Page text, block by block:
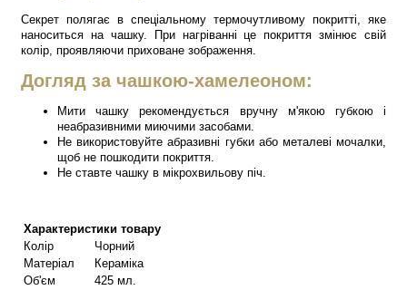
Секрет полягає в спеціальному термочутливому покритті, яке
наноситься на чашку. При нагріванні це покриття змінює свій
колір, проявляючи приховане зображення.
Догляд за чашкою-хамелеоном:
Мити чашку рекомендується вручну м'якою губкою і
неабразивними миючими засобами.
Не використовуйте абразивні губки або металеві мочалки,
щоб не пошкодити покриття.
Не ставте чашку в мікрохвильову піч.
Характеристики товару
Колір
Чорний
Матеріал
Кераміка
Об'єм
425 мл.